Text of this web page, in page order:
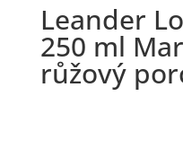
Leander
250 ml
růžový